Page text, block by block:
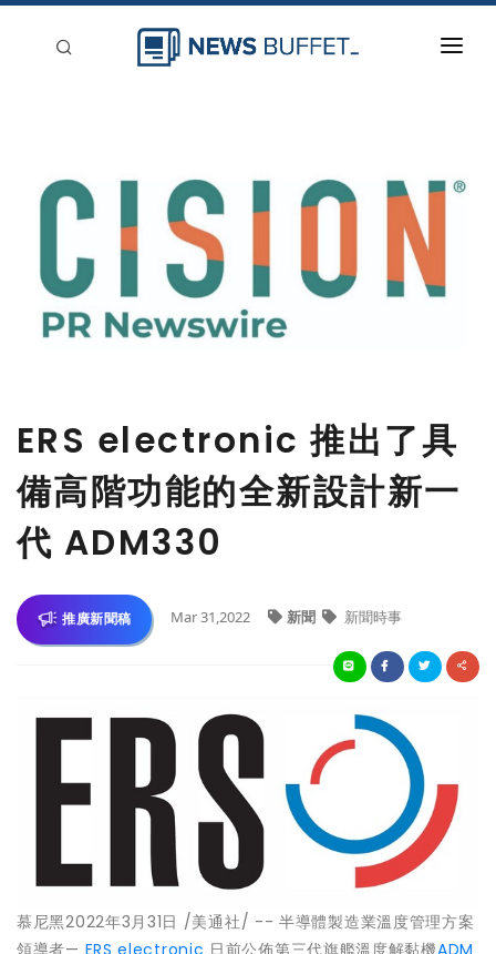
登入
ERS electronic 推出了具
備高階功能的全新設計新一
代 ADM330
推廣新聞稿 Mar 31,2022 新聞 新聞時事
慕尼黑2022年3月31日 /美通社/ -- 半導體製造業溫度管理方案
領導者— ERS electronic 日前公佈第三代旗艦溫度解黏機ADM